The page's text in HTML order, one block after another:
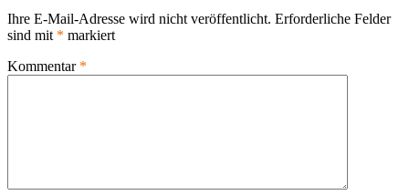
Ihre E-Mail-Adresse wird nicht veröffentlicht. Erforderliche Felder
sind mit * markiert
Kommentar *